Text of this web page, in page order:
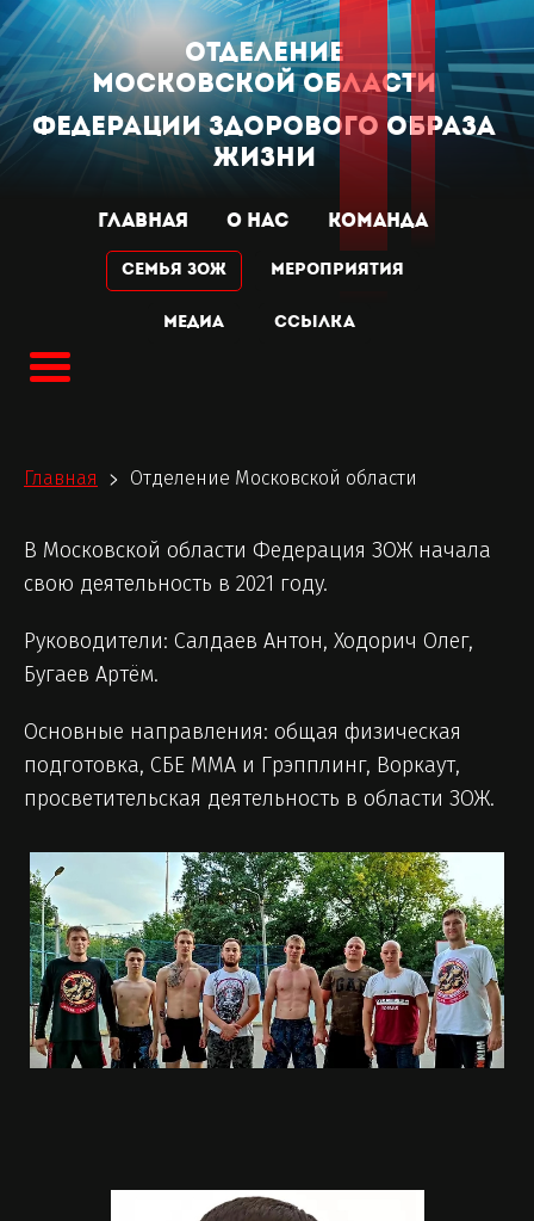
отделение
Московскойобласти
Федерации Здорового Образа
Жизни
ГЛАВНАЯ О НАС КОМАНДА
Семья ЗОЖ МЕРОПРИЯТИЯ
МЕДИА Ссылка
Главная > Отделение Московской области
В Московской области Федерация ЗОЖ начала
свою деятельность в 2021 году.
Руководители: Салдаев Антон, Ходорич Олег,
Бугаев Артём.
Основные направления: общая физическая
подготовка, СБЕ ММА и Грэпплинг, Воркаут,
просветительская деятельность в области ЗОЖ.